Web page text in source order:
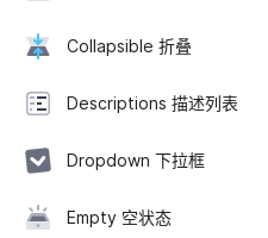
Collapsible 折叠
Descriptions 描述列表
Dropdown 下拉框
Empty 空状态